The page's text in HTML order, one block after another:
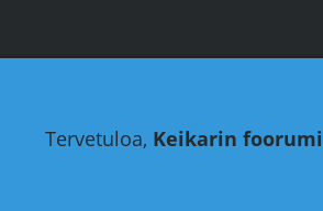
Tervetuloa, Keikarin foorumi